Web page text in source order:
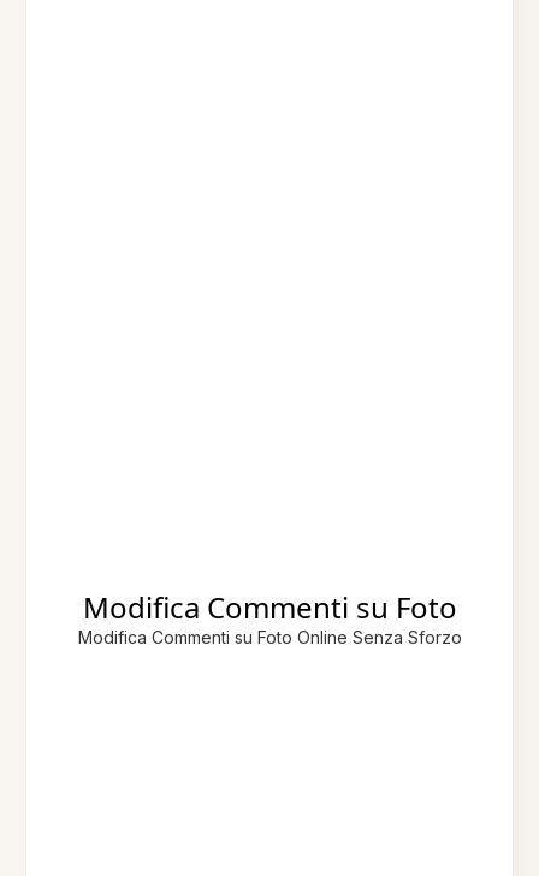
Modifica Commenti su Foto
Modifica Commenti su Foto Online Senza Sforzo